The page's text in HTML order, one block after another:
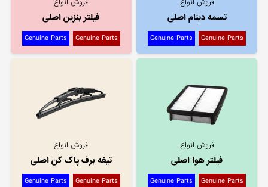
فروش انواع
تسمه دینام اصلی
Genuine Parts
Genuine Parts
فروش انواع
فیلتر بنزین اصلی
Genuine Parts
Genuine Parts
فروش انواع
فیلتر هوا اصلی
Genuine Parts
Genuine Parts
فروش انواع
تیغه برف پاک کن اصلی
Genuine Parts
Genuine Parts